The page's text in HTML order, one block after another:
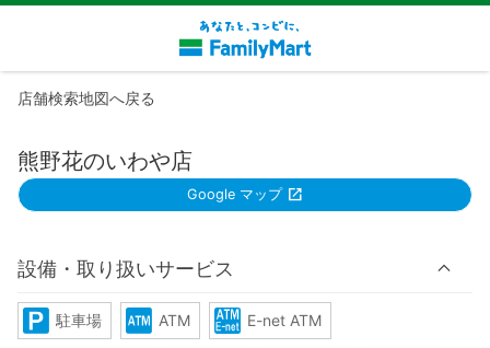
店舗検索地図へ戻る
熊野花のいわや店
Google マップ
設備・取り扱いサービス
駐車場 ATM E-net ATM